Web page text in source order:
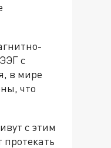
с
в мире
что
с этим